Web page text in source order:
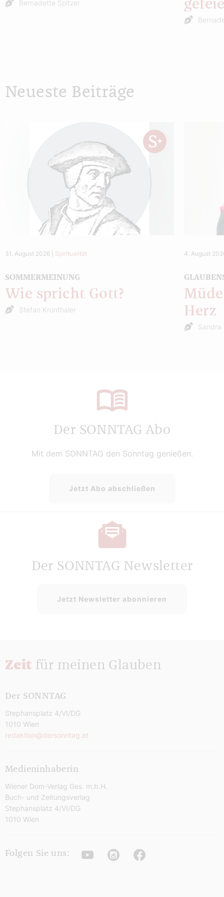
Bernadette Spitzer
Neueste Beiträge
31. August 2026 Spiritualität
SOMMERMEINUNG
Wie spricht Gott?
Stefan Kronthaler
4. August
Herz
Sandra
Der SONNTAG Abo
Mit dem SONNTAG den Sonntag genießen.
Jetzt Abo abschließen
Der SONNTAG Newsletter
Jetzt Newsletter abonnieren
Zeit für meinen Glauben
Der SONNTAG
Stephansplatz 4/VI/DG
1010 Wien
redaktion@dersonntag.at
Medieninhaberin
Wiener Dom-Verlag Ges. m.b.H.
Buch- und Zeitungsverlag
Stephansplatz 4/VI/DG
1010 Wien
Folgen Sie uns: YoutubeInstagramFacebook